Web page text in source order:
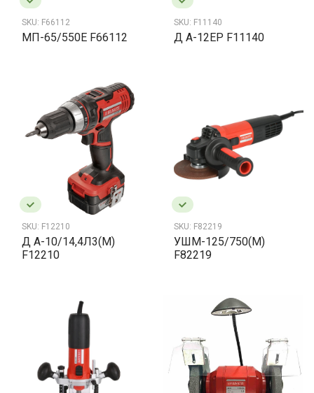
SKU: F66112
МП-65/550Е F66112
SKU: F11140
Д А-12ЕР F11140
SKU: F12210
Д А-10/14,4Л3(М)
F12210
SKU: F82219
УШМ-125/750(M)
F82219